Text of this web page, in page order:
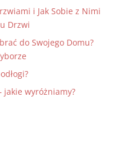
i Jak Sobie z Nimi
Drzwi
do Swojego Domu?
jakie wyróżniamy?